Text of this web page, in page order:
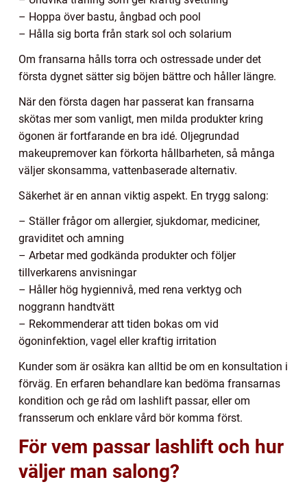
– Hoppa över bastu, ångbad och pool
– Hålla sig borta från stark sol och solarium
Om fransarna hålls torra och ostressade under det
första dygnet sätter sig böjen bättre och håller längre.
När den första dagen har passerat kan fransarna
skötas mer som vanligt, men milda produkter kring
ögonen är fortfarande en bra idé. Oljegrundad
makeupremover kan förkorta hållbarheten, så många
väljer skonsamma, vattenbaserade alternativ.
Säkerhet är en annan viktig aspekt. En trygg salong:
– Ställer frågor om allergier, sjukdomar, mediciner,
graviditet och amning
– Arbetar med godkända produkter och följer
tillverkarens anvisningar
– Håller hög hygiennivå, med rena verktyg och
noggrann handtvätt
– Rekommenderar att tiden bokas om vid
ögoninfektion, vagel eller kraftig irritation
Kunder som är osäkra kan alltid be om en konsultation i
förväg. En erfaren behandlare kan bedöma fransarnas
kondition och ge råd om lashlift passar, eller om
fransserum och enklare vård bör komma först.
För vem passar lashlift och hur
väljer man salong?